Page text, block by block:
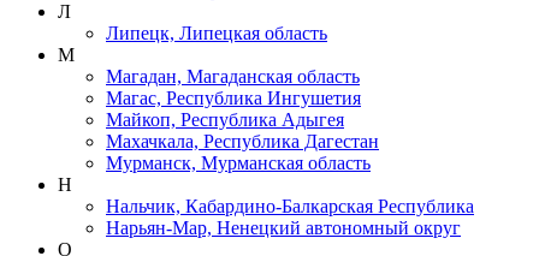
Л
Липецк, Липецкая область
М
Магадан, Магаданская область
Магас, Республика Ингушетия
Майкоп, Республика Адыгея
Махачкала, Республика Дагестан
Мурманск, Мурманская область
Н
Нальчик, Кабардино-Балкарская Республика
Нарьян-Мар, Ненецкий автономный округ
О